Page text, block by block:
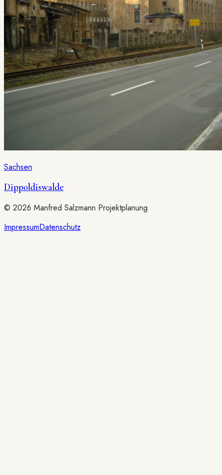
Sachsen
Dippoldiswalde
© 2026 Manfred Salzmann Projektplanung
ImpressumDatenschutz